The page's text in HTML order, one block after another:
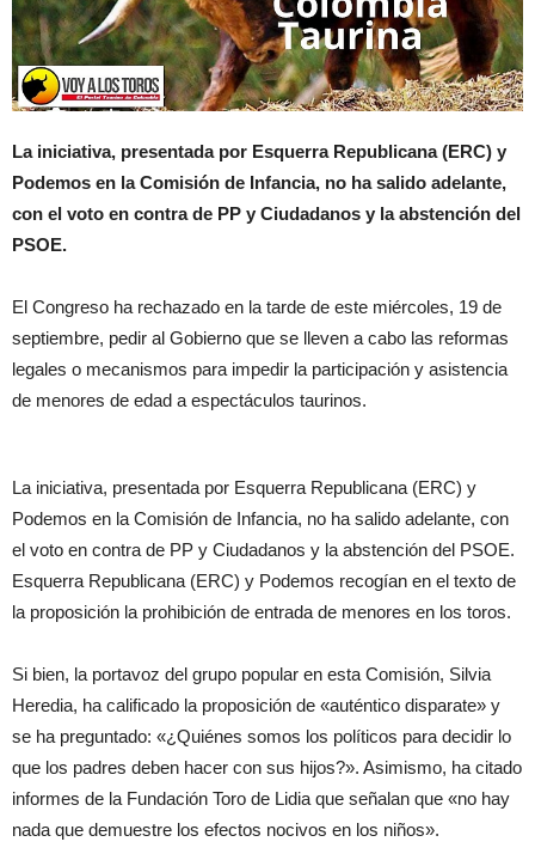
La iniciativa, presentada por Esquerra Republicana (ERC) y
Podemos en la Comisión de Infancia, no ha salido adelante,
con el voto en contra de PP y Ciudadanos y la abstención del
PSOE.
El Congreso ha rechazado en la tarde de este miércoles, 19 de
septiembre, pedir al Gobierno que se lleven a cabo las reformas
legales o mecanismos para impedir la participación y asistencia
de menores de edad a espectáculos taurinos.
La iniciativa, presentada por Esquerra Republicana (ERC) y
Podemos en la Comisión de Infancia, no ha salido adelante, con
el voto en contra de PP y Ciudadanos y la abstención del PSOE.
Esquerra Republicana (ERC) y Podemos recogían en el texto de
la proposición la prohibición de entrada de menores en los toros.
Si bien, la portavoz del grupo popular en esta Comisión, Silvia
Heredia, ha calificado la proposición de «auténtico disparate» y
se ha preguntado: «¿Quiénes somos los políticos para decidir lo
que los padres deben hacer con sus hijos?». Asimismo, ha citado
informes de la Fundación Toro de Lidia que señalan que «no hay
nada que demuestre los efectos nocivos en los niños».